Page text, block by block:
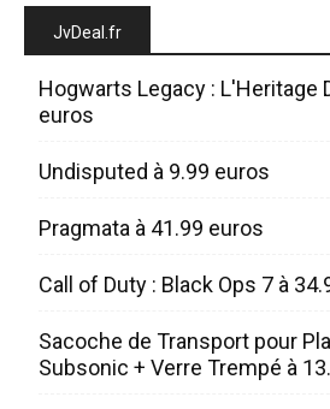
JvDeal.fr
Hogwarts Legacy : L'Heritage
euros
Undisputed à 9.99 euros
Pragmata à 41.99 euros
Call of Duty : Black Ops 7 à
Sacoche de Transport pour
Subsonic + Verre Trempé à